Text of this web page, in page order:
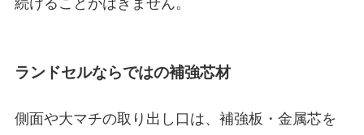
続けることがはきません。
ランドセルならではの補強芯材
側面や大マチの取り出し口は、補強板・金属芯を